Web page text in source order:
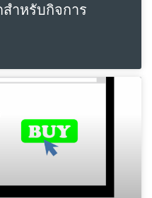
ำหรับกิจการ